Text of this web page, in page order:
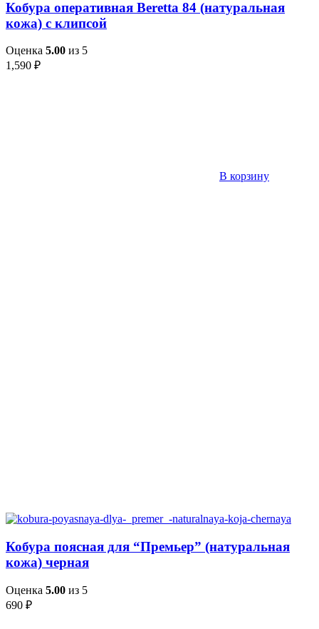
Кобура оперативная Beretta 84 (натуральная
кожа) с клипсой
Оценка 5.00 из 5
1,590 ₽
В корзину
Кобура поясная для “Премьер” (натуральная
кожа) черная
Оценка 5.00 из 5
690 ₽